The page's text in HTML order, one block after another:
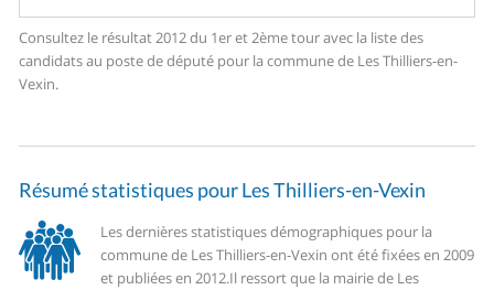
Consultez le résultat 2012 du 1er et 2ème tour avec la liste des
candidats au poste de député pour la commune de Les Thilliers-en-
Vexin.
Résumé statistiques pour Les Thilliers-en-Vexin
Les dernières statistiques démographiques pour la
commune de Les Thilliers-en-Vexin ont été fixées en 2009
et publiées en 2012.Il ressort que la mairie de Les